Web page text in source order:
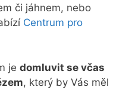
či jáhnem, nebo
Centrum pro
je domluvit se včas
, který by Vás měl